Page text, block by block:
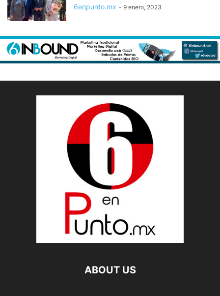
6enpunto.mx - 9 enero, 2023
ABOUT US